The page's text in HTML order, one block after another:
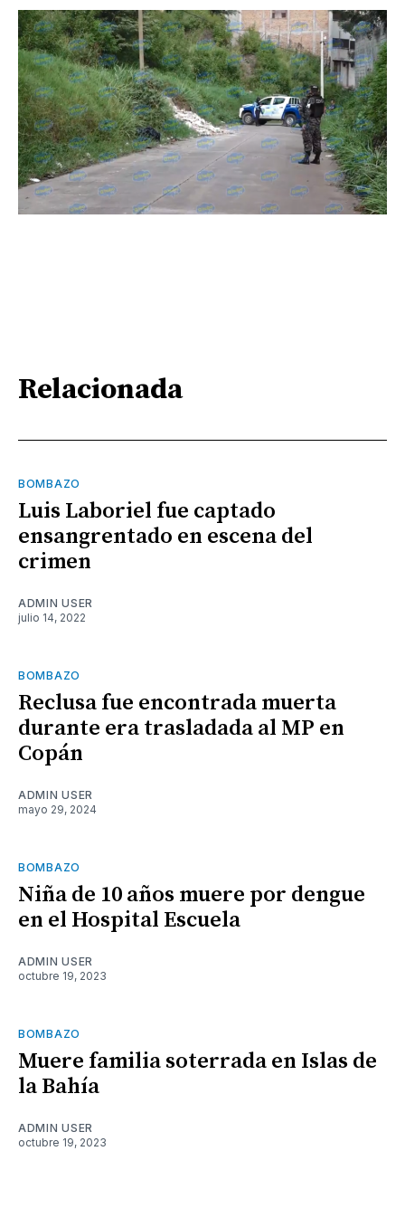
Relacionada
BOMBAZO
Luis Laboriel fue captado
ensangrentado en escena del
crimen
ADMIN USER
julio 14, 2022
BOMBAZO
Reclusa fue encontrada muerta
durante era trasladada al MP en
Copán
ADMIN USER
mayo 29, 2024
BOMBAZO
Niña de 10 años muere por dengue
en el Hospital Escuela
ADMIN USER
octubre 19, 2023
BOMBAZO
Muere familia soterrada en Islas de
la Bahía
ADMIN USER
octubre 19, 2023